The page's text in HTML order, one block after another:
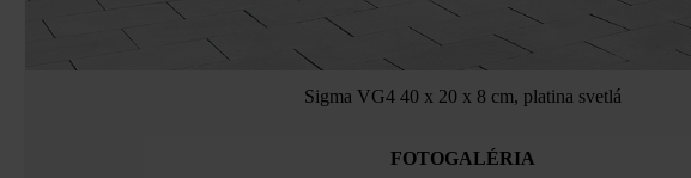
Sigma VG4 40 x 20 x 8 cm, platina svetlá
FOTOGALÉRIA